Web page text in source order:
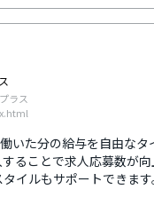
ラス
いた分の給与を自由な
ることで求人応募数が
イルもサポートできま
語、スペイン語などの多